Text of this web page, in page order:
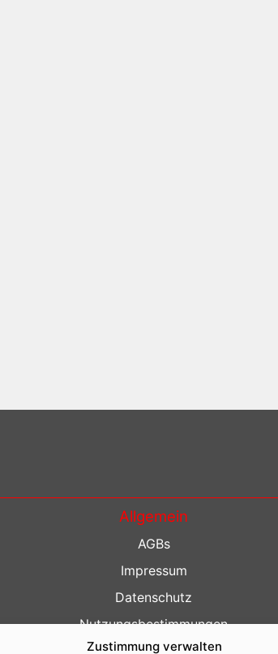
Zustimmung verwalten
Allgemein
AGBs
Impressum
Datenschutz
Nutzungsbestimmungen
Kontakt